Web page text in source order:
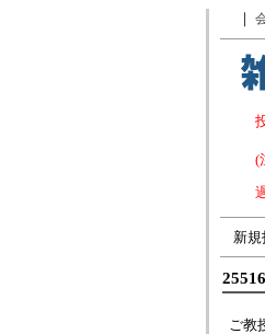
｜
(
新
ご教